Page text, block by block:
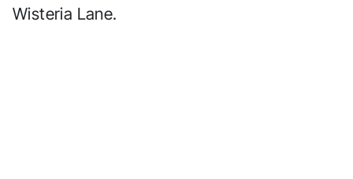
Wisteria Lane.